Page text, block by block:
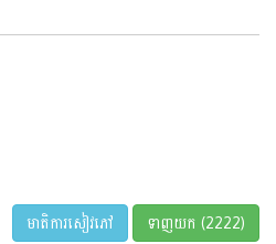
មាតិការសៀវភៅ ទាញយក (2222)